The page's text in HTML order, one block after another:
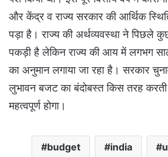
और केंद्र व राज्य सरकार की आर्थिक
पड़ा है। राज्य की अर्थव्यवस्था ने पिछले
पकड़ी है लेकिन राज्य की आय में लगभग
का अनुमान लगाया जा रहा है। सरकार
लुभावन बजट का बंदोबस्त किस तरह
महत्वपूर्ण होगा।
budget india